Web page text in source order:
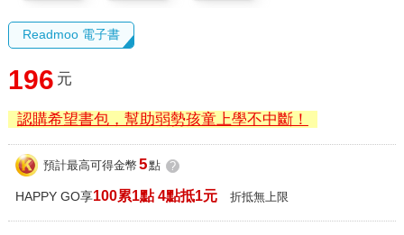
Readmoo 電子書
196 元
認購希望書包，幫助弱勢孩童上學不中斷！
預計最高可得金幣 5點 ?
HAPPY GO享100累1點 4點抵1元 折抵無上限